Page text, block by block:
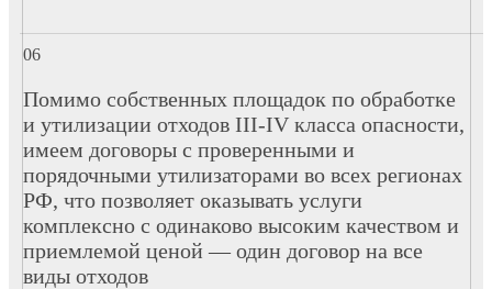
Помимо собственных площадок по обработке
и утилизации отходов III-IV класса опасности,
имеем договоры с проверенными и
порядочными утилизаторами во всех регионах
РФ, что позволяет оказывать услуги
комплексно с одинаково высоким качеством и
приемлемой ценой — один договор на все
виды отходов